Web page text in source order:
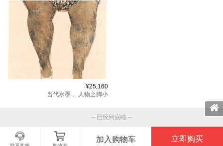
加入购物车 立即购买
¥25,160
当代水墨，
人物之脚小
-- 已经到底啦 --